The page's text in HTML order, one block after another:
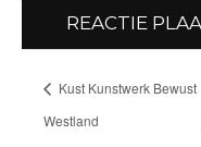
Kust Kunstwerk Bewust
Westland